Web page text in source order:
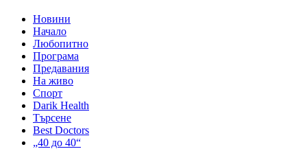
Новини
Начало
Любопитно
Програма
Предавания
На живо
Спорт
Darik Health
Търсене
Best Doctors
„40 до 40“